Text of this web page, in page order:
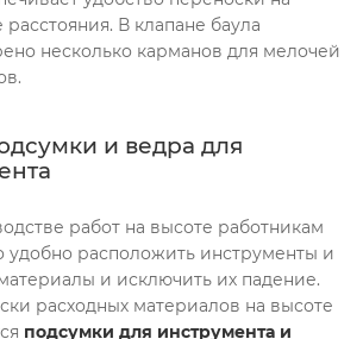
В клапане баула
несколько карманов для мелочей
и ведра для
работ на высоте работникам
удобно расположить инструменты и
и исключить их падение.
расходных материалов на высоте
подсумки для инструмента и